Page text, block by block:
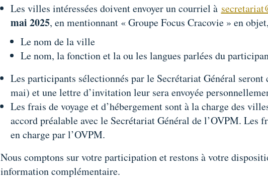
Les villes intéressées doivent envoyer un courriel à
mai 2025, en mentionnant « Groupe Focus Cracovie » en
Le nom de la ville
Le nom, la fonction et la ou les langues parlées du
Les participants sélectionnés par le Secrétariat Général seront
mai) et une lettre d’invitation leur sera envoyée
Les frais de voyage et d’hébergement sont à la charge des
accord préalable avec le Secrétariat Général de l’OVPM. Les
en charge par l’OVPM.
Nous comptons sur votre participation et restons à votre
information complémentaire.